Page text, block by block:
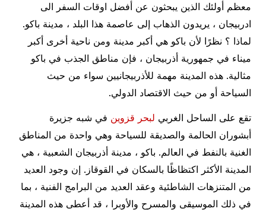
معظم أولئك الذين يبحثون عن أفضل اوقات السفر الى
ادربيجان ، يريدون الذهاب إلى عاصمة هذا البلد ، مدينة باكو.
لماذا ؟ نظرًا لأن باكو هي أكبر مدينة ومن ناحية أخرى أكبر
ميناء في جمهورية أذربيجان ، فإن مناطق الجذب في باكو
مثالية. هذه المدينة مهمة للأذربيجانيين سواء من حيث
السياحة أو من حيث الاقتصاد الدولي.
تقع على الساحل الغربي لبحر قزوين في شبه جزيرة
أبشوران الحالمة والصديقة للسياحة وهي واحدة من المناطق
الغنية بالنفط في العالم. باكو ، مدينة أذربيجان الشعبية ، هي
المدينة الأكثر اكتظاظًا بالسكان في القوقاز. إن وجود العديد
من المتنزهات الشاطئية وعقد العديد من البرامج الفنية ، بما
في ذلك الموسيقى والمسرح والأوبرا ، قد أعطى هذه المدينة